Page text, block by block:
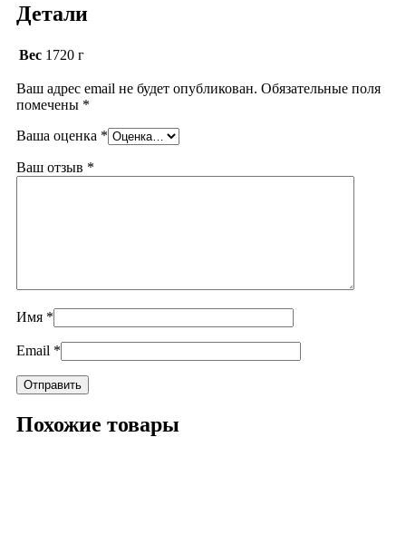
Детали
Вес 1720 г
Ваш адрес email не будет опубликован. Обязательные поля
помечены *
Ваша оценка *
Ваш отзыв *
Имя *
Email *
Похожие товары